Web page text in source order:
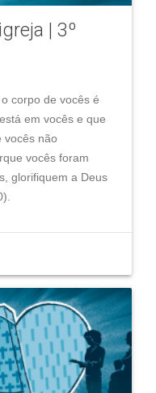
| 3º
corpo de vocês é
em vocês e que
vocês não
vocês foram
glorifiquem a Deus